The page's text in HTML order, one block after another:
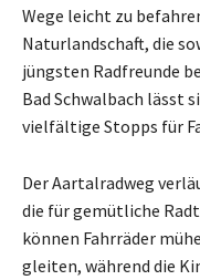
Wege leicht zu
Naturlandschaft, die
jüngsten Radfreunde
Bad Schwalbach lässt
vielfältige Stopps für
Der Aartalradweg
die für gemütliche
können Fahrräder
gleiten, während die